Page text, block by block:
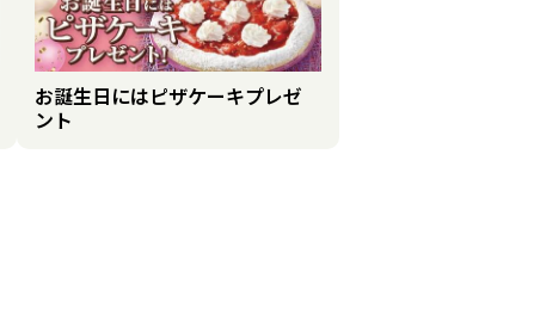
お誕生日にはピザケーキプレゼ
ント